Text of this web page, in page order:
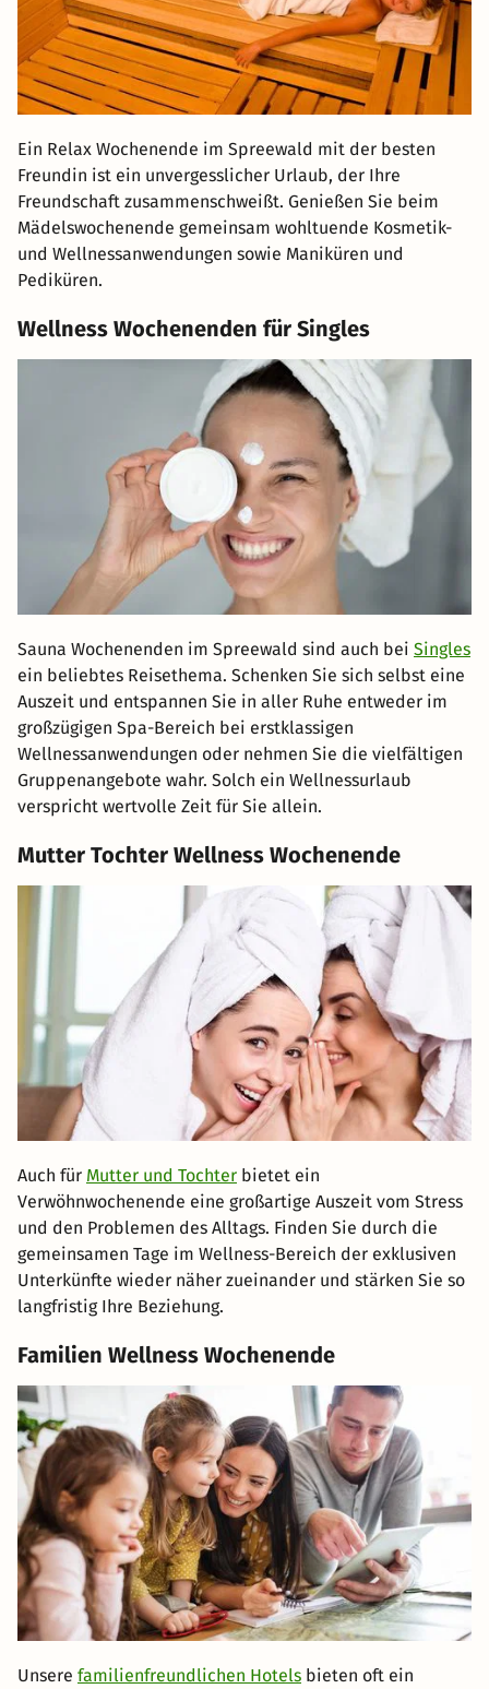
Ein Relax Wochenende im Spreewald mit der besten
Freundin ist ein unvergesslicher Urlaub, der Ihre
Freundschaft zusammenschweißt. Genießen Sie beim
Mädelswochenende gemeinsam wohltuende Kosmetik-
und Wellnessanwendungen sowie Maniküren und
Pediküren.
Wellness Wochenenden für Singles
Sauna Wochenenden im Spreewald sind auch bei Singles
ein beliebtes Reisethema. Schenken Sie sich selbst eine
Auszeit und entspannen Sie in aller Ruhe entweder im
großzügigen Spa-Bereich bei erstklassigen
Wellnessanwendungen oder nehmen Sie die vielfältigen
Gruppenangebote wahr. Solch ein Wellnessurlaub
verspricht wertvolle Zeit für Sie allein.
Mutter Tochter Wellness Wochenende
Auch für Mutter und Tochter bietet ein
Verwöhnwochenende eine großartige Auszeit vom Stress
und den Problemen des Alltags. Finden Sie durch die
gemeinsamen Tage im Wellness-Bereich der exklusiven
Unterkünfte wieder näher zueinander und stärken Sie so
langfristig Ihre Beziehung.
Familien Wellness Wochenende
Unsere familienfreundlichen Hotels bieten oft ein